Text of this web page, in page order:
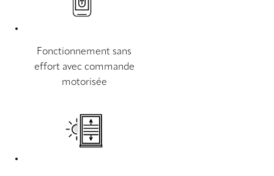
Fonctionnement sans
effort avec commande
motorisée